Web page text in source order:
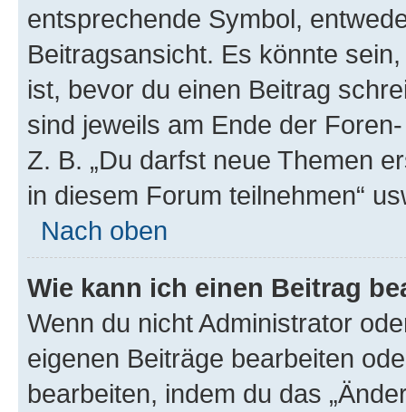
entsprechende Symbol,
Beitragsansicht. Es könnte
ist, bevor du einen Beitrag
sind jeweils am Ende der
Z. B. „Du darfst neue Themen
in diesem Forum teilnehmen“
Nach oben
Wie kann ich einen Beitrag
Wenn du nicht Administrator
eigenen Beiträge bearbeiten
bearbeiten, indem du das